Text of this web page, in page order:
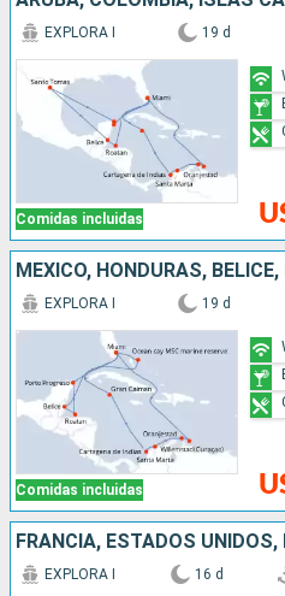
Comidas incluidas
EXPLORA I 19 d
Comidas incluidas
EXPLORA I 19 d
EXPLORA I 16 d